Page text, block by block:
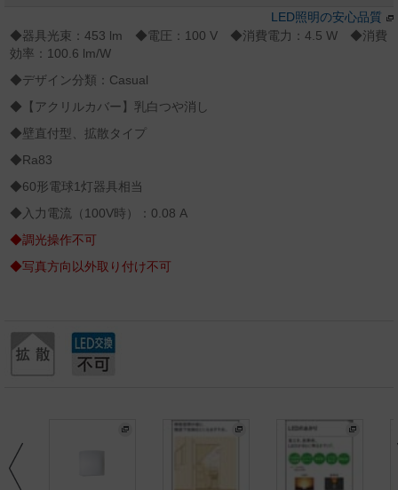
LED照明の安心品質
◆器具光束：453 lm ◆電圧：100 V ◆消費電力：4.5 W ◆消費
効率：100.6 lm/W
◆デザイン分類：Casual
◆【アクリルカバー】乳白つや消し
◆壁直付型、拡散タイプ
◆Ra83
◆60形電球1灯器具相当
◆入力電流（100V時）：0.08 A
◆調光操作不可
◆写真方向以外取り付け不可